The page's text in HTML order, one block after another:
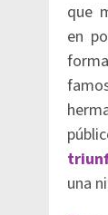
que
en
una